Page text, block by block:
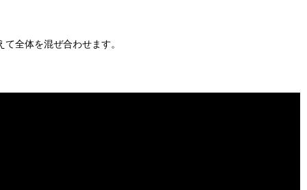
全体を混ぜ合わせます。